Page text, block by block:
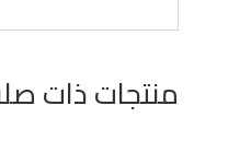
منتجات ذات